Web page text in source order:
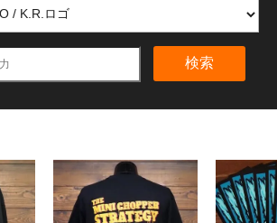
検索